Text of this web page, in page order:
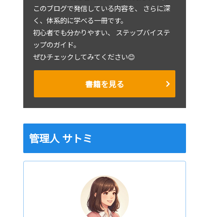
このブログで発信している内容を、 さらに深
く、体系的に学べる一冊です。
初心者でも分かりやすい、 ステップバイステ
ップのガイド。
ぜひチェックしてみてください😊
書籍を見る
管理人 サトミ